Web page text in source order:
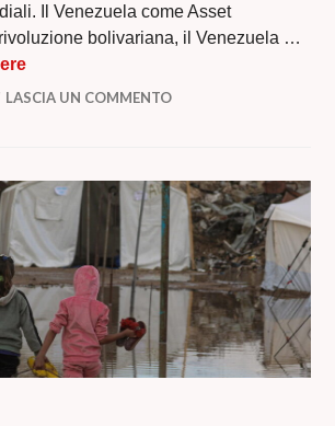
Il Venezuela come Asset
bolivariana, il Venezuela …
IL SEQUESTRO DI MADURO:
LASCIA UN COMMENTO